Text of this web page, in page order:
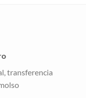
transferencia